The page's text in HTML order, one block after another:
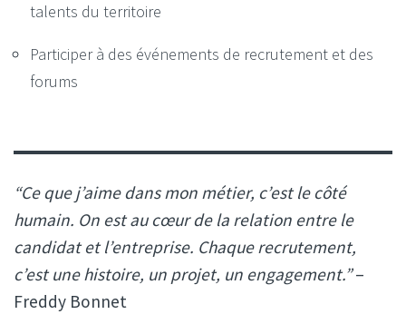
talents du territoire
Participer à des événements de recrutement et des
forums
“Ce que j’aime dans mon métier, c’est le côté
humain. On est au cœur de la relation entre le
candidat et l’entreprise. Chaque recrutement,
c’est une histoire, un projet, un engagement.”–
Freddy Bonnet